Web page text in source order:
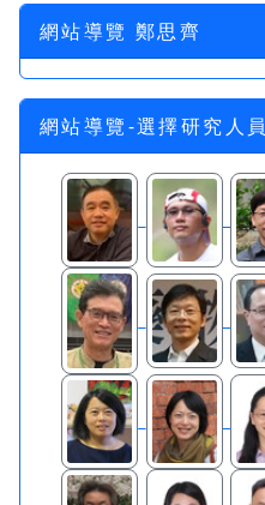
網站導覽 鄭思齊
網站導覽-選擇研究人員